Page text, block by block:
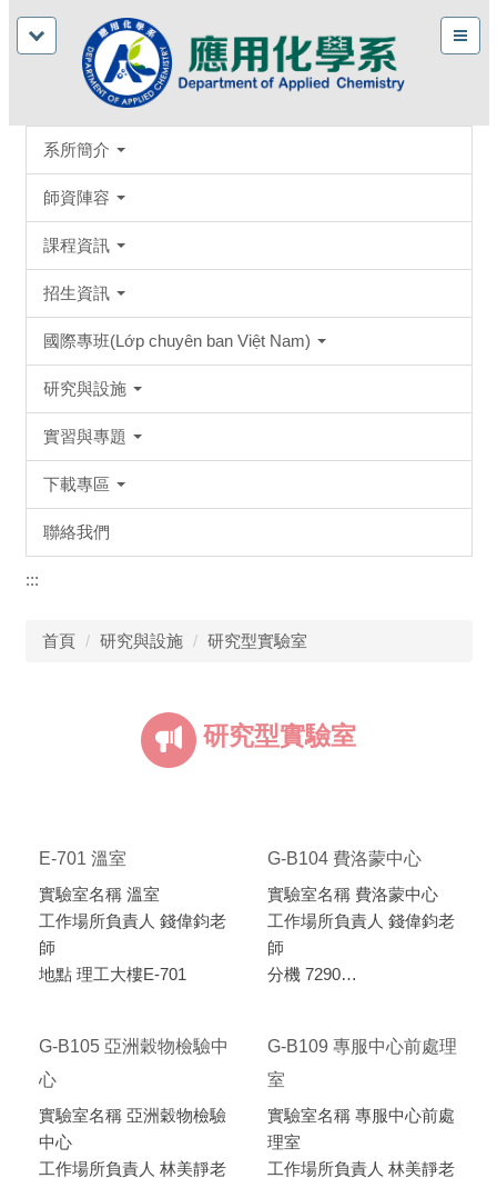
系所簡介
師資陣容
課程資訊
招生資訊
國際專班(Lớp chuyên ban Việt Nam)
研究與設施
實習與專題
下載專區
聯絡我們
:::
首頁 研究與設施 研究型實驗室
研究型實驗室
E-701 溫室
實驗室名稱 溫室
工作場所負責人 錢偉鈞老
師
地點 理工大樓E-701
G-B104 費洛蒙中心
實驗室名稱 費洛蒙中心
工作場所負責人 錢偉鈞老
師
分機 7290
G-B105 亞洲穀物檢驗中
心
實驗室名稱 亞洲穀物檢驗
中心
工作場所負責人 林美靜老
G-B109 專服中心前處理
室
實驗室名稱 專服中心前處
理室
工作場所負責人 林美靜老